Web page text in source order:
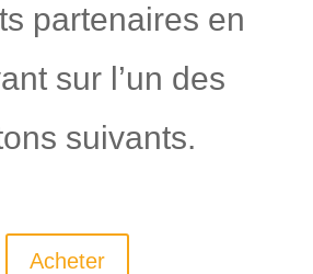
partenaires en
sur l’un des
suivants.
Acheter